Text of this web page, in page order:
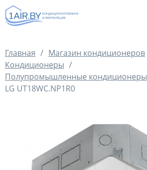
УСЛУГИ
ОПЛАТА И ДОСТАВКА
ФОТО НАШИХ РАБОТ
СТАТЬИ
Главная / Магазин кондиционеров
Кондиционеры /
Полупромышленные кондиционеры
LG UT18WC.NP1R0